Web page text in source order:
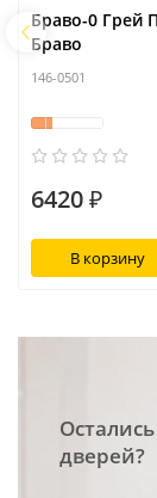
Браво-0 Грей
Браво
146-0501
6420 ₽
В корзину
дверей?